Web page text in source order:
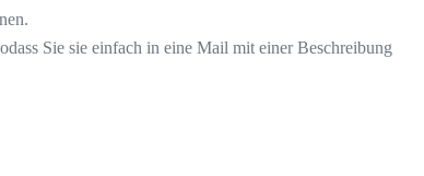
Sie sie einfach in eine Mail mit einer Beschreibung